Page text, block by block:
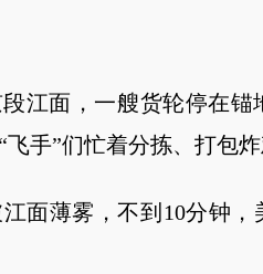
面，一艘货轮停在锚
飞手”们忙着分拣、打包
薄雾，不到10分钟，